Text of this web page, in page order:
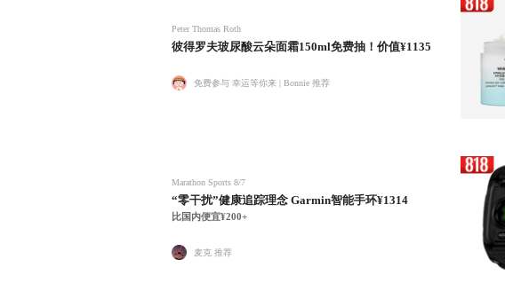
Peter Thomas Roth
彼得罗夫玻尿酸云朵面霜150ml免费抽！价值¥1135
免费参与 幸运等你来 | Bonnie 推荐
Marathon Sports 8/7
“零干扰”健康追踪理念 Garmin智能手环¥1314
比国内便宜¥200+
麦克 推荐